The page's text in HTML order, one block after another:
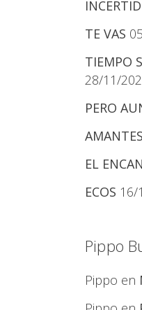
TE VAS
TIEMPO
28/11/
PERO
AMANTES
EL
ECOS 16/
Pippo
Pippo en